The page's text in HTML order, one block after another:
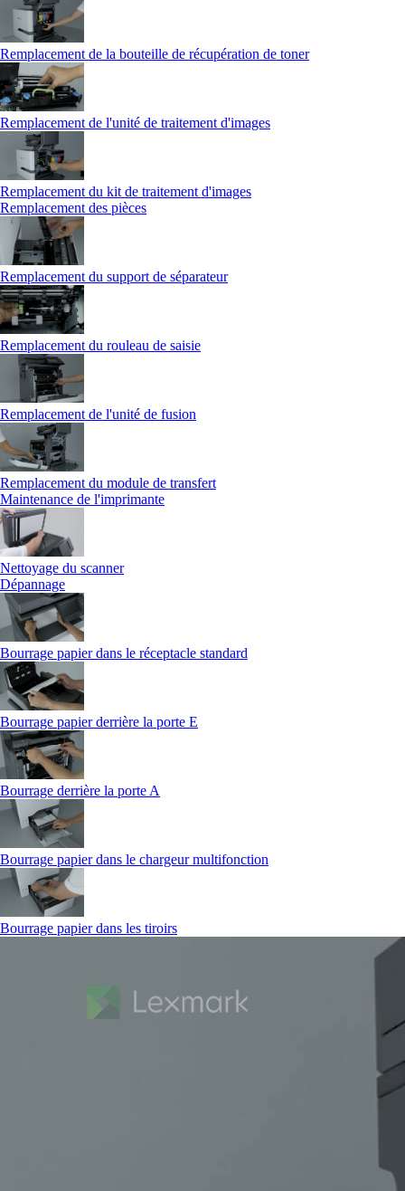
Remplacement de la bouteille de récupération de toner
Remplacement de l'unité de traitement d'images
Remplacement du kit de traitement d'images
Remplacement des pièces
Remplacement du support de séparateur
Remplacement du rouleau de saisie
Remplacement de l'unité de fusion
Remplacement du module de transfert
Maintenance de l'imprimante
Nettoyage du scanner
Dépannage
Bourrage papier dans le réceptacle standard
Bourrage papier derrière la porte E
Bourrage derrière la porte A
Bourrage papier dans le chargeur multifonction
Bourrage papier dans les tiroirs